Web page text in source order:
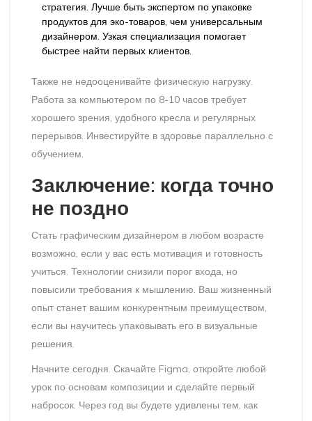
стратегия. Лучше быть экспертом по упаковке
продуктов для эко-товаров, чем универсальным
дизайнером. Узкая специализация помогает
быстрее найти первых клиентов.
Также не недооценивайте физическую нагрузку.
Работа за компьютером по 8-10 часов требует
хорошего зрения, удобного кресла и регулярных
перерывов. Инвестируйте в здоровье параллельно с
обучением.
Заключение: когда точно
не поздно
Стать графическим дизайнером в любом возрасте
возможно, если у вас есть мотивация и готовность
учиться. Технологии снизили порог входа, но
повысили требования к мышлению. Ваш жизненный
опыт станет вашим конкурентным преимуществом,
если вы научитесь упаковывать его в визуальные
решения.
Начните сегодня. Скачайте Figma, откройте любой
урок по основам композиции и сделайте первый
набросок. Через год вы будете удивлены тем, как